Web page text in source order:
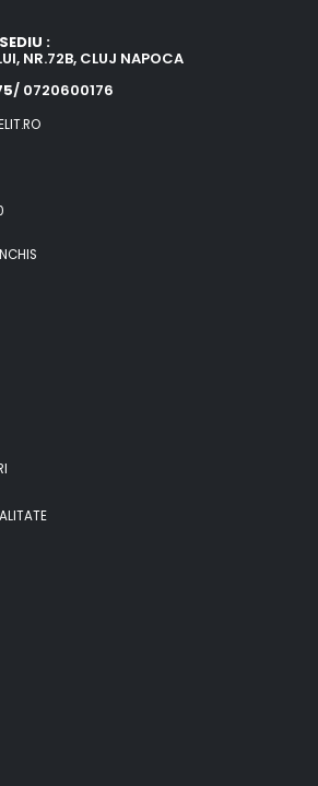
:
NR.72B, CLUJ NAPOCA
/ 0720600176